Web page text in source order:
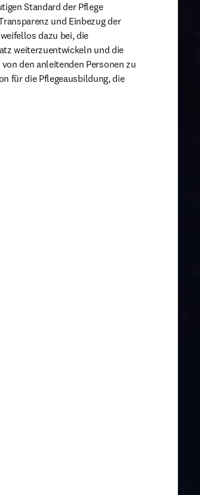
Standard der Pflege
und Einbezug der
dazu bei, die
weiterzuentwickeln und die
den anleitenden Personen zu
für die Pflegeausbildung, die